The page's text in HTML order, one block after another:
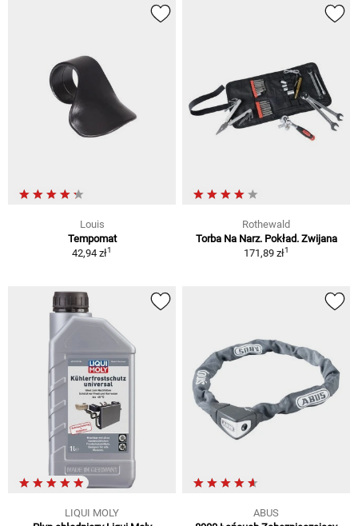
Louis
Tempomat
42,94 zł1
Rothewald
Torba Na Narz. Pokład. Zwijana
171,89 zł1
LIQUI MOLY
ABUS